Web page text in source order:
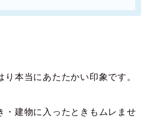
本当にあたたかい印象です。
・建物に入ったときもムレませ